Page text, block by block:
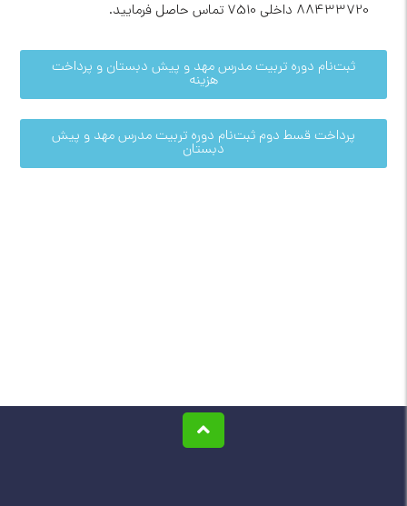
88433720 داخلی 7510 تماس حاصل فرمایید.
ثبت‌نام دوره تربیت مدرس مهد و پیش دبستان و پرداخت
هزینه
پرداخت قسط دوم ثبت‌نام دوره تربیت مدرس مهد و پیش
دبستان